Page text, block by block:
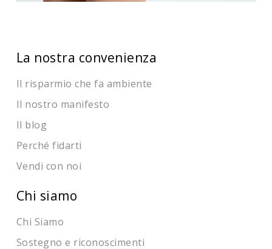
La nostra convenienza
Il risparmio che fa ambiente
Il nostro manifesto
Il blog
Perché fidarti
Vendi con noi
Chi siamo
Chi Siamo
Sostegno e riconoscimenti